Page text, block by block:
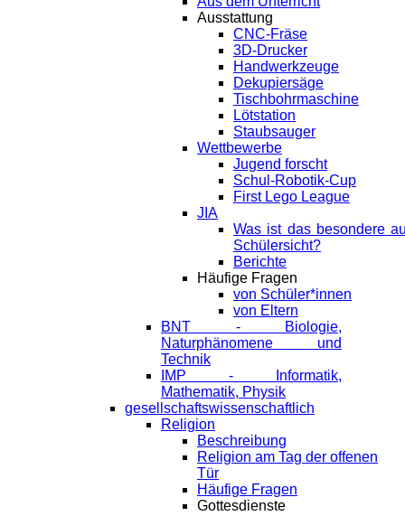
Ausstattung
CNC-Fräse
3D-Drucker
Handwerkzeuge
Dekupiersäge
Tischbohrmaschine
Lötstation
Staubsauger
Wettbewerbe
Jugend forscht
Schul-Robotik-Cup
First Lego League
JIA
Was ist das besondere
Schülersicht?
Berichte
Häufige Fragen
von Schüler*innen
von Eltern
BNT - Biologie,
Naturphänomene und
Technik
IMP - Informatik,
Mathematik, Physik
gesellschaftswissenschaftlich
Religion
Beschreibung
Religion am Tag der offenen
Tür
Häufige Fragen
Gottesdienste